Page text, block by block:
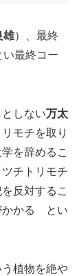
雄）、最終
い最終コー
しない万太
モチを取り
を辞めるこ
チトリモチ
反対するこ
かかる とい
植物を絶や